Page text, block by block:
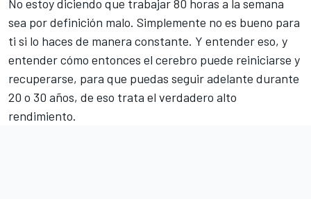
No estoy diciendo que trabajar 80 horas a la semana
sea por definición malo. Simplemente no es bueno para
ti si lo haces de manera constante. Y entender eso, y
entender cómo entonces el cerebro puede reiniciarse y
recuperarse, para que puedas seguir adelante durante
20 o 30 años, de eso trata el verdadero alto
rendimiento.